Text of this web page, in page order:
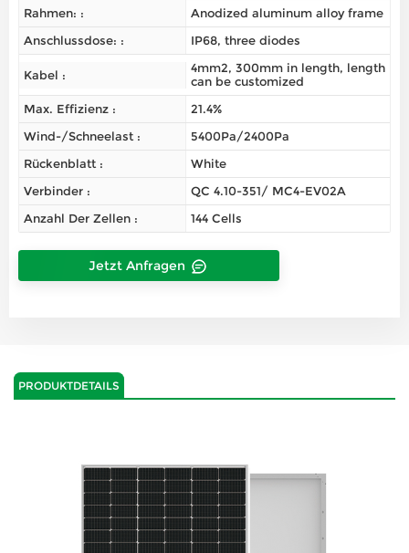
Rahmen: :
Anodized aluminum alloy frame
Anschlussdose: :
IP68, three diodes
Kabel :
4mm2, 300mm in length, length
can be customized
Max. Effizienz :
21.4%
Wind-/Schneelast :
5400Pa/2400Pa
Rückenblatt :
White
Verbinder :
QC 4.10-351/ MC4-EV02A
Anzahl Der Zellen :
144 Cells
Jetzt Anfragen
PRODUKTDETAILS